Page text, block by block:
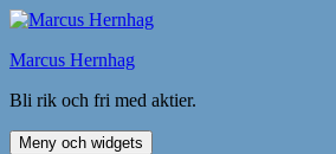
Hoppa
innehåll
Marcus Hernhag
Bli rik och fri med aktier.
Meny och widgets